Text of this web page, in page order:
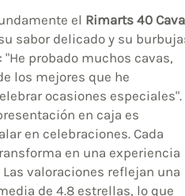
el Rimarts 40 Cava
sabor delicado y su
probado muchos cavas,
los mejores que he
ocasiones especiales".
en caja es
en celebraciones. Cada
en una experiencia
valoraciones reflejan una
de 4.8 estrellas, lo que